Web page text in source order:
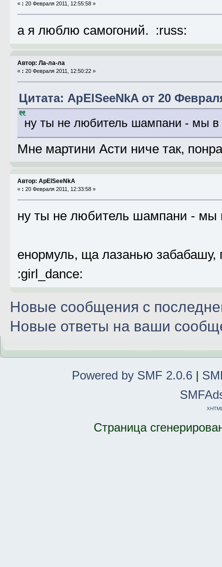
« : 20 Февраля 2011, 12:55:58 »
а я люблю самогоний. :russ:
Автор: Ла-ла-ла
« : 20 Февраля 2011, 12:50:22 »
Цитата: ApElSeeNkA от 20
ну ты не любитель шампани - мы в
Мне мартини Асти ниче так,
Автор: ApElSeeNkA
« : 20 Февраля 2011, 12:33:58 »
ну ты не любитель шампани - мы
енормуль, ща лазанью забабашу,
:girl_dance:
Новые сообщения с
Новые ответы на ваши
Powered by SMF 2.0.6 |
Страница